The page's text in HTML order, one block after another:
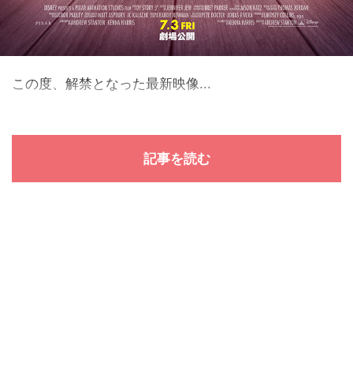
この度、解禁となった最新映像...
記事を読む